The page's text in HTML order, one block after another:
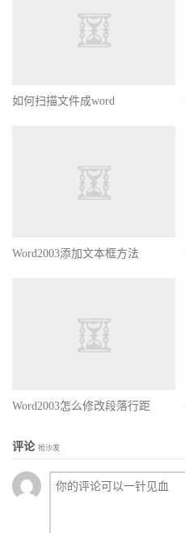
如何扫描文件成word
Word2003添加文本框方法
Word2003怎么修改段落行距
评论 抢沙发